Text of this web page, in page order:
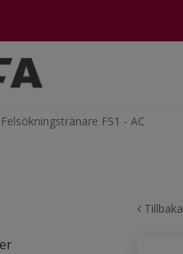
Felsökningstränare FS1 - AC
Tillbaka